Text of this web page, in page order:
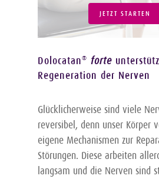
JETZT STARTEN
Dolocatan® forte
Regeneration der Nerven
Glücklicherweise sind viele
reversibel, denn unser Körper
eigene Mechanismen zur
Störungen. Diese arbeiten
langsam und die Nerven sind